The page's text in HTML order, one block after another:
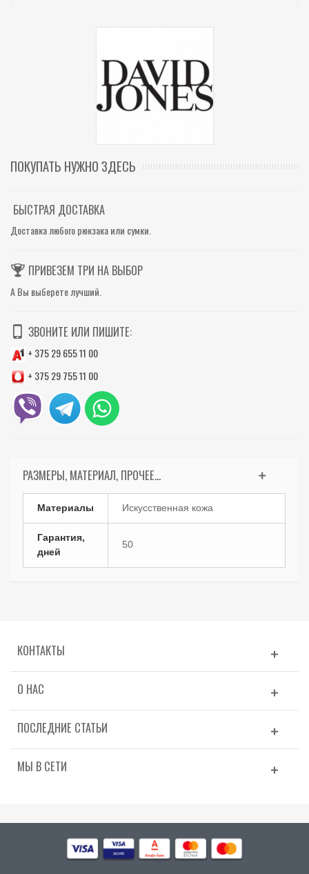
ПОКУПАТЬ НУЖНО ЗДЕСЬ
БЫСТРАЯ ДОСТАВКА
Доставка любого рюкзака или сумки.
ПРИВЕЗЕМ ТРИ НА ВЫБОР
А Вы выберете лучший.
ЗВОНИТЕ ИЛИ ПИШИТЕ:
+ 375 29 655 11 00
+ 375 29 755 11 00
РАЗМЕРЫ, МАТЕРИАЛ, ПРОЧЕЕ...
Материалы Искусственная кожа
Гарантия,
дней
50
КОНТАКТЫ
О НАС
ПОСЛЕДНИЕ СТАТЬИ
МЫ В СЕТИ